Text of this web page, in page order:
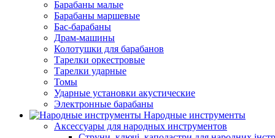
Барабаны малые
Барабаны маршевые
Бас-барабаны
Драм-машины
Колотушки для барабанов
Тарелки оркестровые
Тарелки ударные
Томы
Ударные установки акустические
Электронные барабаны
Народные инструменты
Аксессуары для народных инструментов